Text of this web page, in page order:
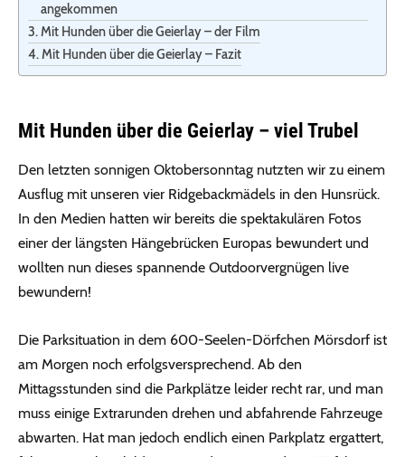
angekommen
Mit Hunden über die Geierlay – der Film
Mit Hunden über die Geierlay – Fazit
Mit Hunden über die Geierlay – viel Trubel
Den letzten sonnigen Oktobersonntag nutzten wir zu einem
Ausflug mit unseren vier Ridgebackmädels in den Hunsrück.
In den Medien hatten wir bereits die spektakulären Fotos
einer der längsten Hängebrücken Europas bewundert und
wollten nun dieses spannende Outdoorvergnügen live
bewundern!
Die Parksituation in dem 600-Seelen-Dörfchen Mörsdorf ist
am Morgen noch erfolgsversprechend. Ab den
Mittagsstunden sind die Parkplätze leider recht rar, und man
muss einige Extrarunden drehen und abfahrende Fahrzeuge
abwarten. Hat man jedoch endlich einen Parkplatz ergattert,